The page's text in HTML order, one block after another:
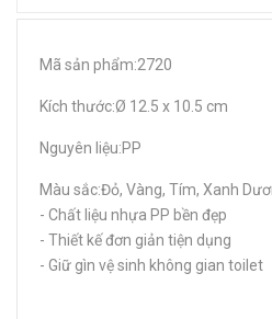
Mã sản phẩm:2720
Kích thước:Ø 12.5 x 10.5 cm
Nguyên liệu:PP
Màu sắc:Đỏ, Vàng, Tím, Xanh
- Chất liệu nhựa PP bền đẹp
- Thiết kế đơn giản tiện dụng
- Giữ gìn vệ sinh không gian toilet